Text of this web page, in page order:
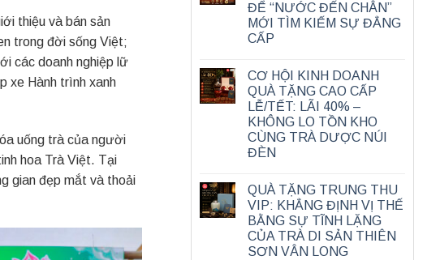
thiệu và bán sản
trong đời sống Việt;
các doanh nghiệp lữ
xe Hành trình xanh
uống trà của người
hoa Trà Việt. Tại
gian đẹp mắt và thoải
ĐỂ “NƯỚC ĐẾN CHÂN”
MỚI TÌM KIẾM SỰ ĐẲNG
CẤP
CƠ HỘI KINH DOANH
QUÀ TẶNG CAO CẤP
LỄ/TẾT: LÃI 40% –
KHÔNG LO TỒN KHO
CÙNG TRÀ DƯỢC NÚI
ĐÈN
QUÀ TẶNG TRUNG THU
VIP: KHẲNG ĐỊNH VỊ THẾ
BẰNG SỰ TĨNH LẶNG
CỦA TRÀ DI SẢN THIÊN
SƠN VÂN LONG